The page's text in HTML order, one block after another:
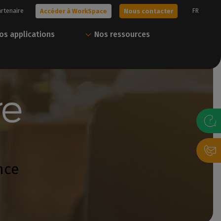
!
applications
Obtenez votre essai
gratuit
Nous contacter
Nos ressources
Accéder à WorkSpace Nous contacter FR